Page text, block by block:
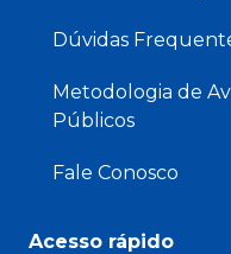
Dúvidas
Metodologia de
Públicos
Fale Conosco
Acesso rápido